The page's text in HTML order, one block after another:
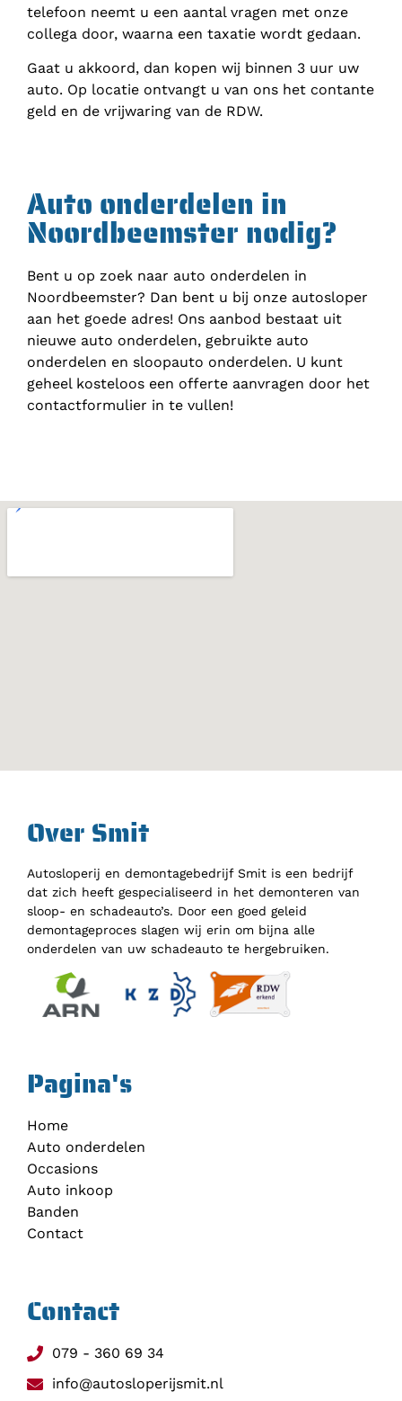
telefoon neemt u een aantal vragen met onze
collega door, waarna een taxatie wordt gedaan.
Gaat u akkoord, dan kopen wij binnen 3 uur uw
auto. Op locatie ontvangt u van ons het contante
geld en de vrijwaring van de RDW.
Auto onderdelen in
Noordbeemster nodig?
Bent u op zoek naar auto onderdelen in
Noordbeemster? Dan bent u bij onze autosloper
aan het goede adres! Ons aanbod bestaat uit
nieuwe auto onderdelen, gebruikte auto
onderdelen en sloopauto onderdelen. U kunt
geheel kosteloos een offerte aanvragen door het
contactformulier in te vullen!
Over Smit
Autosloperij en demontagebedrijf Smit is een bedrijf
dat zich heeft gespecialiseerd in het demonteren van
sloop- en schadeauto’s. Door een goed geleid
demontageproces slagen wij erin om bijna alle
onderdelen van uw schadeauto te hergebruiken.
Pagina's
Home
Auto onderdelen
Occasions
Auto inkoop
Banden
Contact
Contact
079 - 360 69 34
info@autosloperijsmit.nl